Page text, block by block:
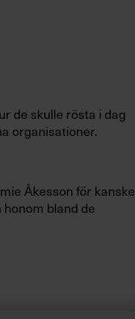
de skulle rösta i dag
organisationer.
Åkesson för kanske
bland de